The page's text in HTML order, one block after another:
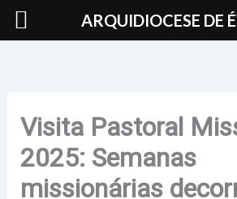
Skip
Visita Pastoral
2025: Semanas
missionárias
ARQUIDIOCESE DE